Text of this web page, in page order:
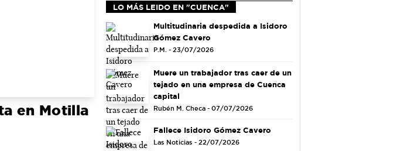
en Motilla
LO MÁS LEIDO EN "CUENCA"
Multitudinaria despedida a Isidoro
Gómez Cavero
P.M. - 23/07/2026
Muere un trabajador tras caer de un
tejado en una empresa de Cuenca
capital
Rubén M. Checa - 07/07/2026
Fallece Isidoro Gómez Cavero
Las Noticias - 22/07/2026